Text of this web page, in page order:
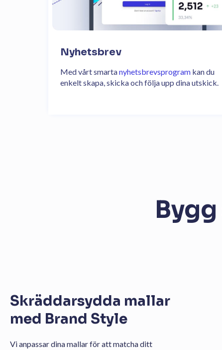
Nyhetsbrev
Med vårt smartanyhetsbrevsprogram kan du
enkelt skapa, skicka och följa upp dina utskick.
Bygg
Skräddarsydda mallar
med Brand Style
Vi anpassar dina mallar för att matcha ditt